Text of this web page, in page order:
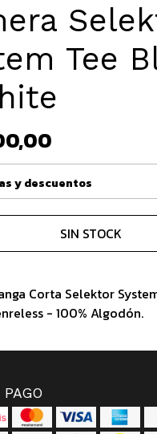
Tee
y descuentos
SIN STOCK
Corta Selektor
- 100% Algodón.